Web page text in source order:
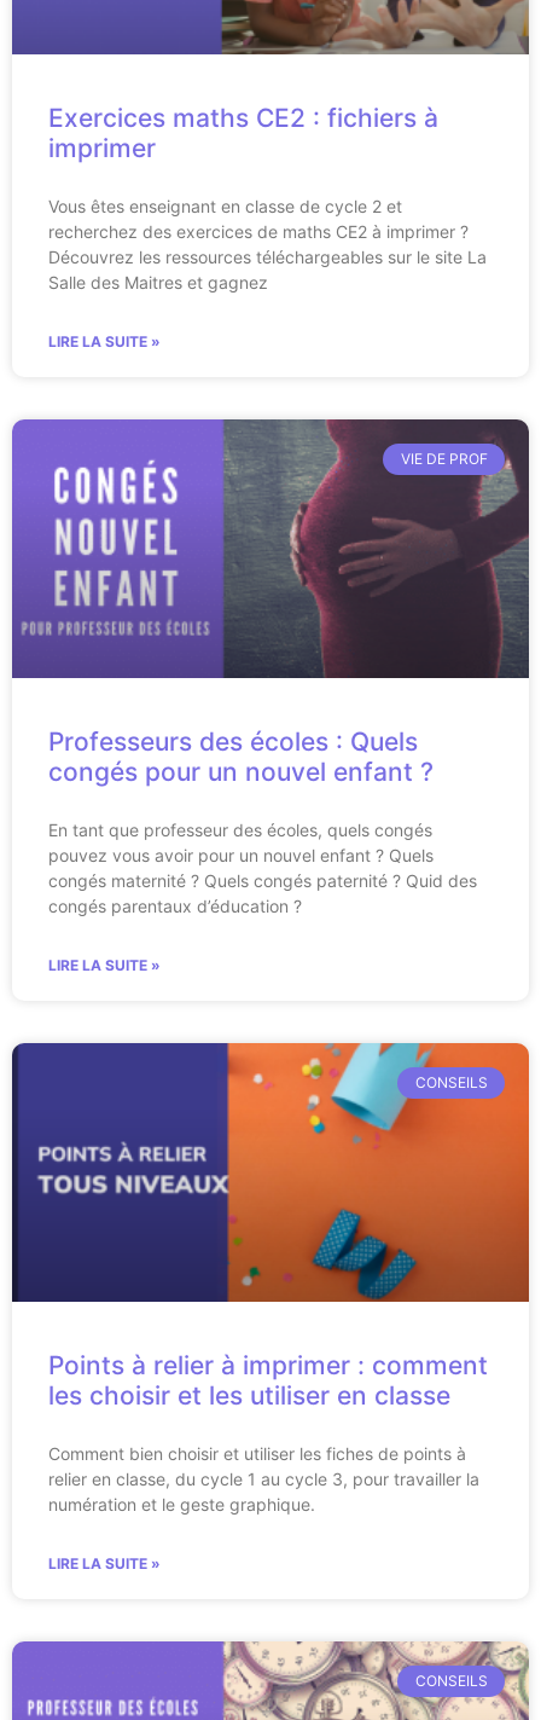
Exercices maths CE2 : fichiers à
imprimer
Vous êtes enseignant en classe de cycle 2 et
recherchez des exercices de maths CE2 à imprimer ?
Découvrez les ressources téléchargeables sur le site La
Salle des Maitres et gagnez
LIRE LA SUITE »
VIE DE PROF
Professeurs des écoles : Quels
congés pour un nouvel enfant ?
En tant que professeur des écoles, quels congés
pouvez vous avoir pour un nouvel enfant ? Quels
congés maternité ? Quels congés paternité ? Quid des
congés parentaux d’éducation ?
LIRE LA SUITE »
CONSEILS
Points à relier à imprimer : comment
les choisir et les utiliser en classe
Comment bien choisir et utiliser les fiches de points à
relier en classe, du cycle 1 au cycle 3, pour travailler la
numération et le geste graphique.
LIRE LA SUITE »
CONSEILS